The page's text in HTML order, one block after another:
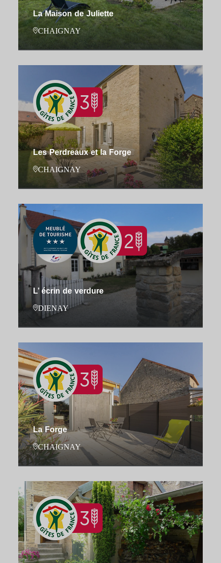
La Maison de Juliette
CHAIGNAY
Les Perdreaux et la Forge
CHAIGNAY
L’ écrin de verdure
DIENAY
La Forge
CHAIGNAY